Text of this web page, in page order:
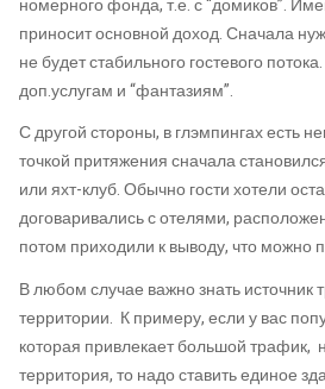
номерного фонда, т.е. с “домиков”.
приносит основной доход. Сначала
не будет стабильного гостевого
доп.услугам и “фантазиям”.
С другой стороны, в глэмпингах есть
точкой притяжения сначала
или яхт-клуб. Обычно гости хотели
договаривались с отелями,
потом приходили к выводу, что можно
В любом случае важно знать источник
территории. К примеру, если у вас
которая привлекает большой трафик,
территория, то надо ставить единое